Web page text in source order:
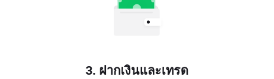
3. ฝากเงินและเทรด